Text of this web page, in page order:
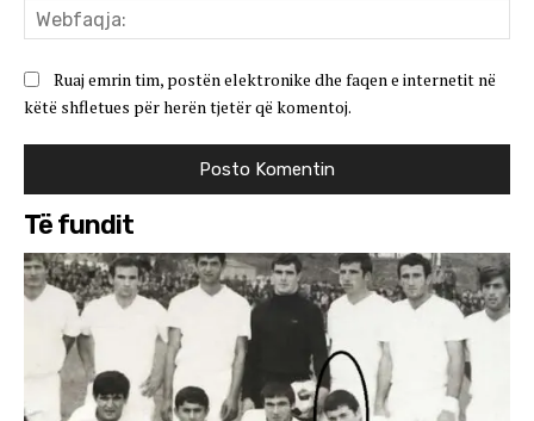
Ruaj emrin tim, postën elektronike dhe faqen e internetit në
këtë shfletues për herën tjetër që komentoj.
Të fundit